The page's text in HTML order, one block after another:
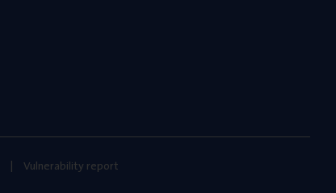
Vulnerability report